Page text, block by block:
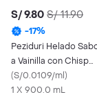
S/ 9.80 S/ 11.90
-17%
Peziduri Helado
a Vainilla con Chisp
Sabor a Chocolate
(S/0.0109/ml)
1 X 900.0 mL